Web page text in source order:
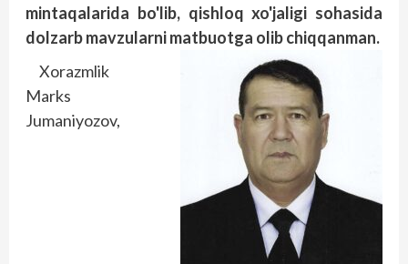
mintaqalarida bo'lib, qishloq xo'jaligi sohasida
dolzarb mavzularni matbuotga olib chiqqanman.
Xorazmlik
Marks
Jumaniyozov,